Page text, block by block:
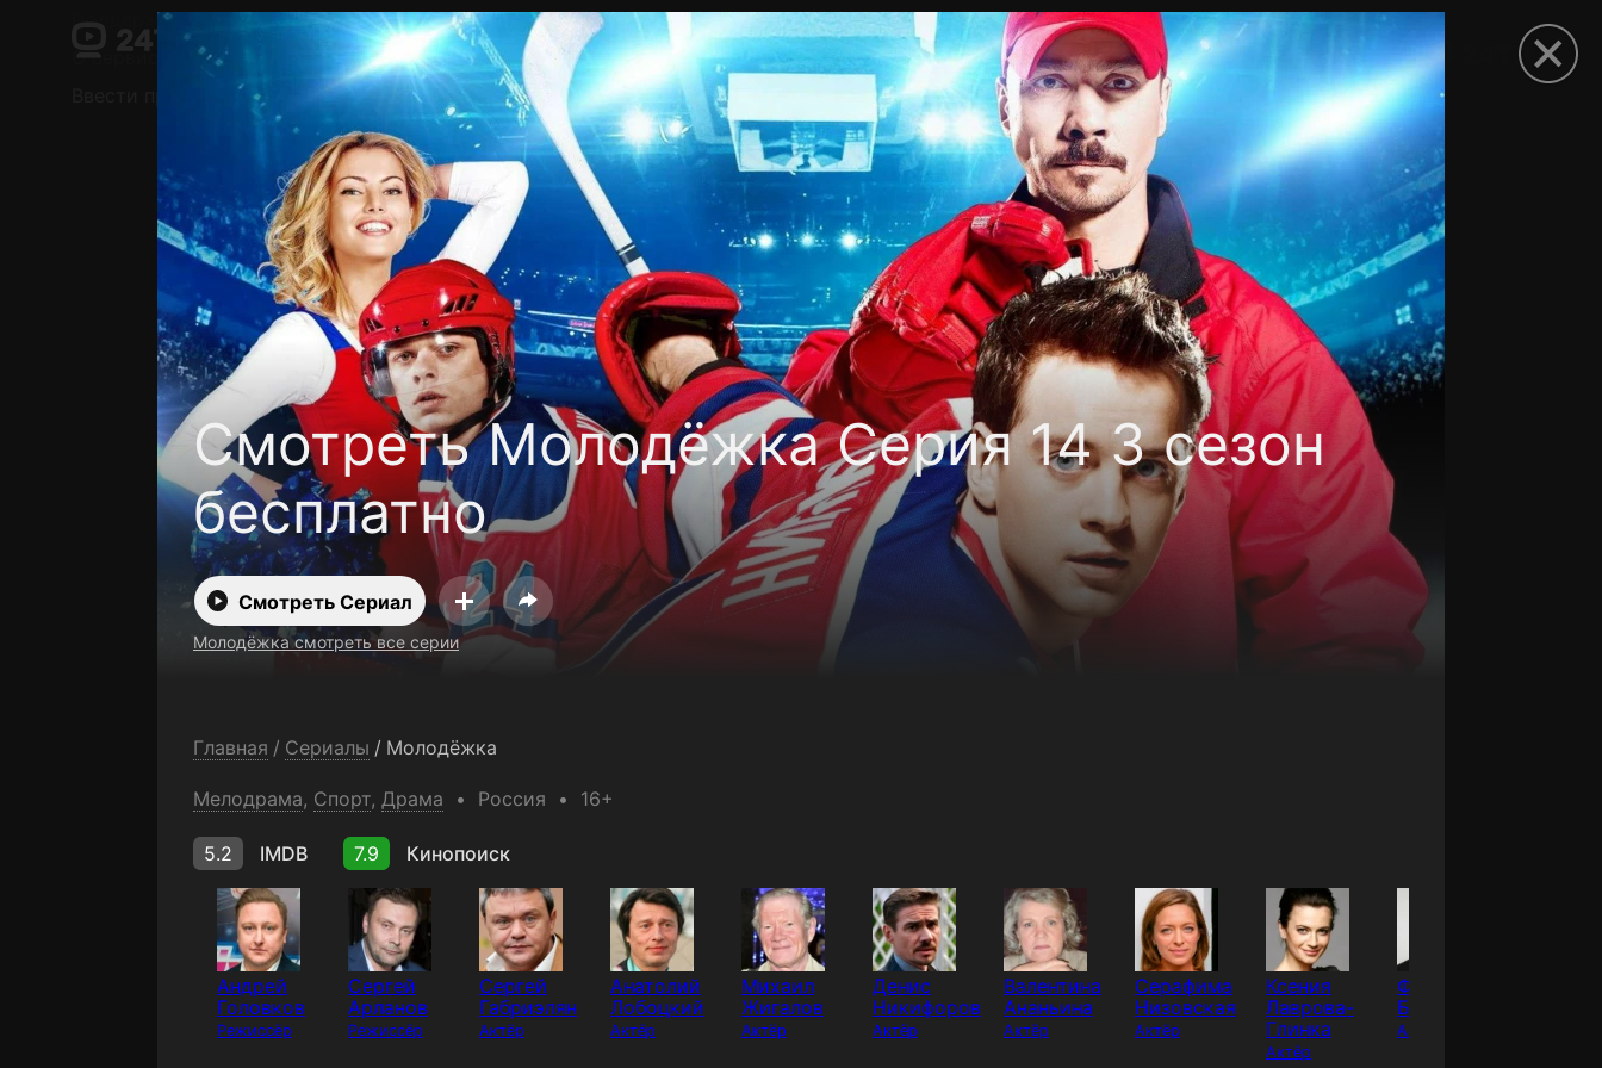
Смотреть Молодёжка Серия 14 3 сезон
бесплатно
Смотреть Сериал
Молодёжка смотреть все серии
Главная / Сериалы / Молодёжка
Мелодрама, Спорт, Драма Россия 16+
5.2 IMDB 7.9 Кинопоиск
Андрей
Головков
Режиссёр
Сергей
Арланов
Режиссёр
Сергей
Габриэлян
Актёр
Анатолий
Лобоцкий
Актёр
Михаил
Жигалов
Актёр
Денис
Никифоров
Актёр
Валентина
Ананьина
Актёр
Серафима
Низовская
Актёр
Ксения
Лаврова-
Глинка
Актёр
Фёдор
Бондарчук
Актёр
Поддержка:support@24h.tv
Пользовательское соглашение Политика конфиденциальности Для партнёров
Открыть приложение
Ввести промокод
Установить на ТВ Бесплатные каналы Контакты